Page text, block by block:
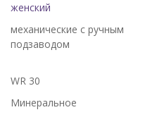
женский
механические с ручным
подзаводом
WR 30
Минеральное